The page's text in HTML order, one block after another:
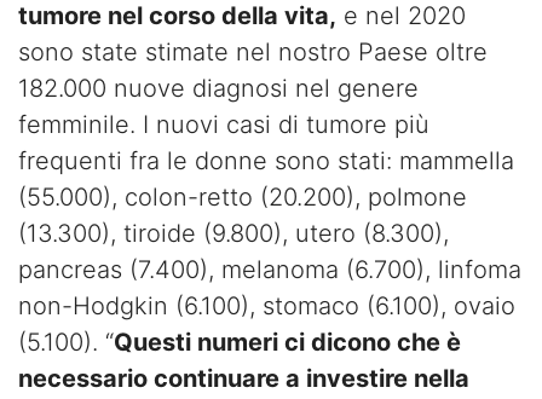
tumore nel corso della vita, e nel 2020
sono state stimate nel nostro Paese oltre
182.000 nuove diagnosi nel genere
femminile. I nuovi casi di tumore più
frequenti fra le donne sono stati: mammella
(55.000), colon-retto (20.200), polmone
(13.300), tiroide (9.800), utero (8.300),
pancreas (7.400), melanoma (6.700), linfoma
non-Hodgkin (6.100), stomaco (6.100), ovaio
(5.100). “Questi numeri ci dicono che è
necessario continuare a investire nella